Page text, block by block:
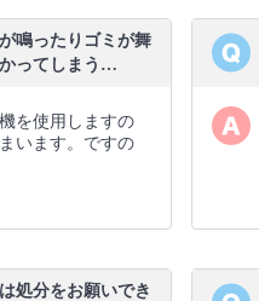
鳴ったりゴミが舞
ってしまう…
を使用しますの
います。ですの
処分をお願いでき